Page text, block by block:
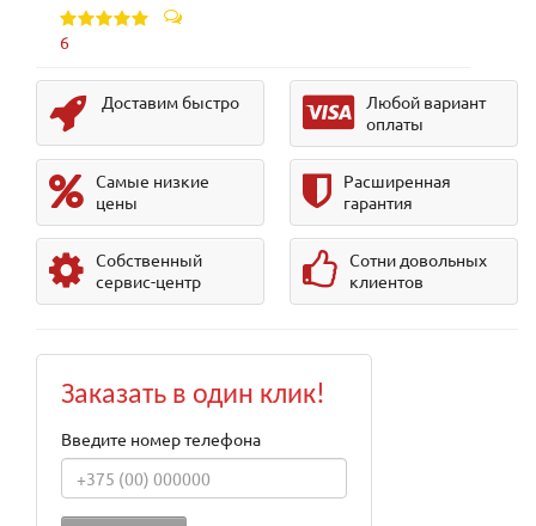
6
Доставим быстро
Любой вариант
оплаты
Самые низкие
цены
Расширенная
гарантия
Собственный
сервис-центр
Сотни довольных
клиентов
Заказать в один клик!
Введите номер телефона